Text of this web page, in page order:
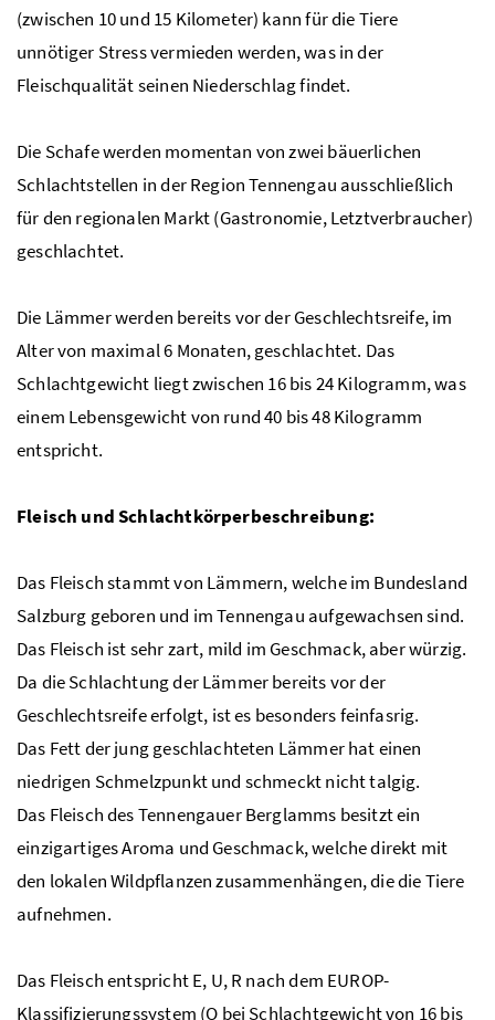
(zwischen 10 und 15 Kilometer) kann für die Tiere
unnötiger Stress vermieden werden, was in der
Fleischqualität seinen Niederschlag findet.
Die Schafe werden momentan von zwei bäuerlichen
Schlachtstellen in der Region Tennengau ausschließlich
für den regionalen Markt (Gastronomie, Letztverbraucher)
geschlachtet.
Die Lämmer werden bereits vor der Geschlechtsreife, im
Alter von maximal 6 Monaten, geschlachtet. Das
Schlachtgewicht liegt zwischen 16 bis 24 Kilogramm, was
einem Lebensgewicht von rund 40 bis 48 Kilogramm
entspricht.
Fleisch und Schlachtkörperbeschreibung:
Das Fleisch stammt von Lämmern, welche im Bundesland
Salzburg geboren und im Tennengau aufgewachsen sind.
Das Fleisch ist sehr zart, mild im Geschmack, aber würzig.
Da die Schlachtung der Lämmer bereits vor der
Geschlechtsreife erfolgt, ist es besonders feinfasrig.
Das Fett der jung geschlachteten Lämmer hat einen
niedrigen Schmelzpunkt und schmeckt nicht talgig.
Das Fleisch des Tennengauer Berglamms besitzt ein
einzigartiges Aroma und Geschmack, welche direkt mit
den lokalen Wildpflanzen zusammenhängen, die die Tiere
aufnehmen.
Das Fleisch entspricht E, U, R nach dem EUROP-
Klassifizierungssystem (O bei Schlachtgewicht von 16 bis